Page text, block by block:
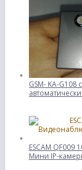
GSM- KA-
ESCAM
Мини IP-